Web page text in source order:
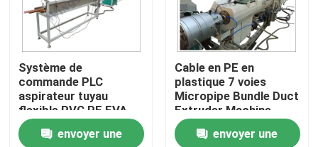
Maison
Produits
Système de
commande PLC
aspirateur tuyau
flexible PVC PE EVA
machine d'extrusion
de tuyau en plastique
envoyer une
Cable en PE en
plastique 7 voies
Micropipe Bundle Duct
Extruder Machine
Machine d'extrusion
de tuyaux en plastique
envoyer une